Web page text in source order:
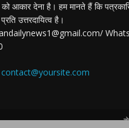
आकार देना है। हम मानते हैं कि
उत्तरदायित्व है।
contact@yoursite.com